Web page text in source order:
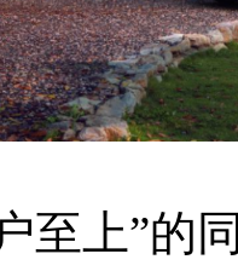
上”的